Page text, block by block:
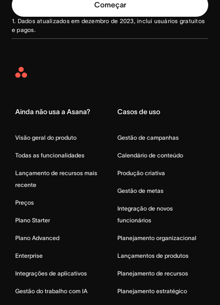
Começar
1. Dados atualizados em dezembro de 2023, inclui usuários gratuitos
e pagos.
Asana
Ainda não usa a Asana?
Visão geral do produto
Todas as funcionalidades
Lançamento de recursos mais
recente
Preços
Plano Starter
Plano Advanced
Enterprise
Integrações de aplicativos
Gestão do trabalho com IA
Casos de uso
Gestão de campanhas
Calendário de conteúdo
Produção criativa
Gestão de metas
Integração de novos
funcionários
Planejamento organizacional
Lançamentos de produtos
Planejamento de recursos
Planejamento estratégico